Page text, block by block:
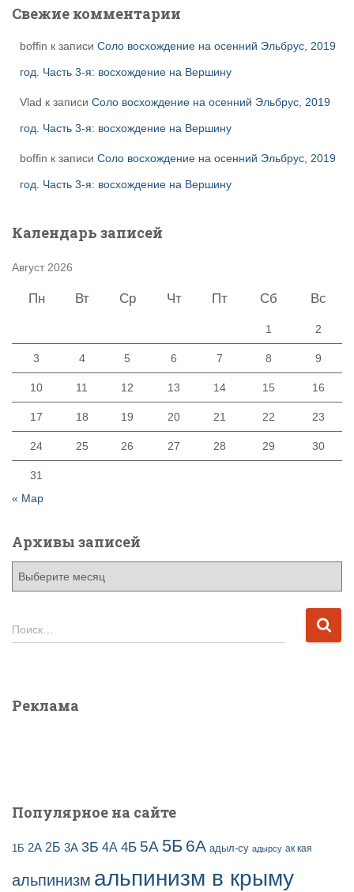
Свежие комментарии
boffin к записи Соло восхождение на осенний Эльбрус, 2019
год. Часть 3-я: восхождение на Вершину
Vlad к записи Соло восхождение на осенний Эльбрус, 2019
год. Часть 3-я: восхождение на Вершину
boffin к записи Соло восхождение на осенний Эльбрус, 2019
год. Часть 3-я: восхождение на Вершину
Календарь записей
Август 2026
Пн Вт Ср Чт Пт Сб Вс
1 2
3 4 5 6 7 8 9
10 11 12 13 14 15 16
17 18 19 20 21 22 23
24 25 26 27 28 29 30
31
« Мар
Архивы записей
п
Н
а
:
Поиск…
Реклама
Популярное на сайте
1Б 2А 2Б 3А 3Б 4А 4Б 5А 5Б 6А адыл-су адырсу ак кая
альпинизм альпинизм в крыму